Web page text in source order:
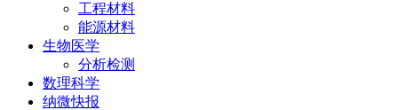
工程材料
能源材料
生物医学
分析检测
数理科学
纳微快报